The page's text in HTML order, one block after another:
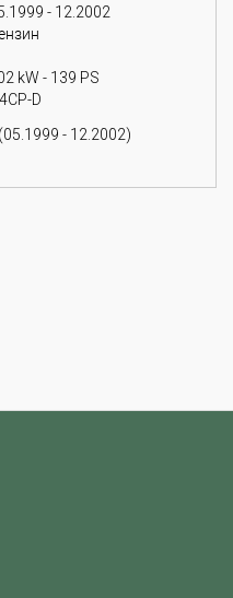
- 12.2002
kW - 139 PS
D
- 12.2002)